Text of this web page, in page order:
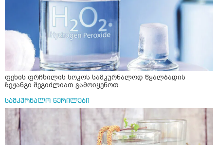
ფეხის ფრჩხილის სოკოს სამკურნალოდ წყალბადის
ზეჟანგი შეგიძლიათ გამოიყენოთ
სამკურნალო წერილები